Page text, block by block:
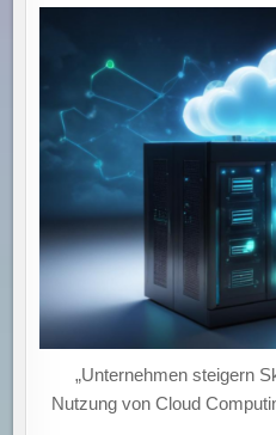
„Unternehmen steigern
Nutzung von Cloud